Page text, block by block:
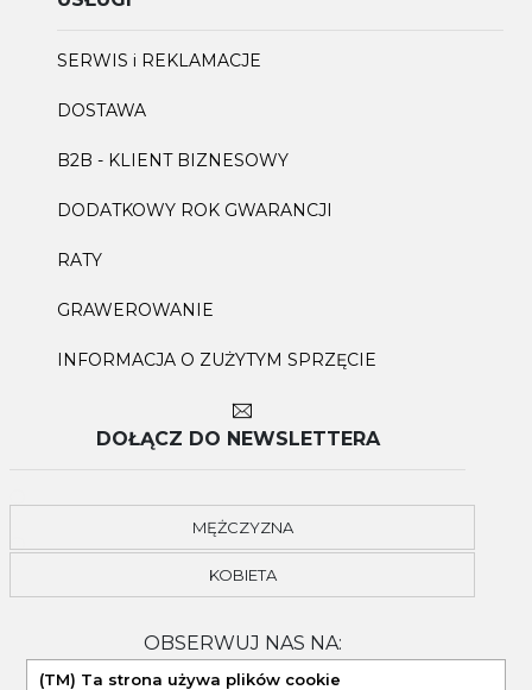
SERWIS i REKLAMACJE
DOSTAWA
B2B - KLIENT BIZNESOWY
DODATKOWY ROK GWARANCJI
RATY
GRAWEROWANIE
INFORMACJA O ZUŻYTYM SPRZĘCIE
DOŁĄCZ DO NEWSLETTERA
MĘŻCZYZNA
KOBIETA
OBSERWUJ NAS NA:
(TM) Ta strona używa plików cookie